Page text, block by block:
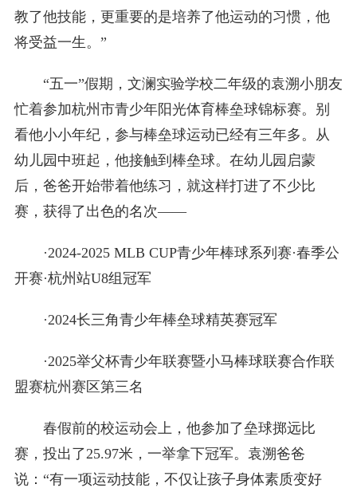
教了他技能，更重要的是培养了他运动的习惯，他
将受益一生。”
“五一”假期，文澜实验学校二年级的袁溯小朋友
忙着参加杭州市青少年阳光体育棒垒球锦标赛。别
看他小小年纪，参与棒垒球运动已经有三年多。从
幼儿园中班起，他接触到棒垒球。在幼儿园启蒙
后，爸爸开始带着他练习，就这样打进了不少比
赛，获得了出色的名次——
·2024-2025 MLB CUP青少年棒球系列赛·春季公
开赛·杭州站U8组冠军
·2024长三角青少年棒垒球精英赛冠军
·2025举父杯青少年联赛暨小马棒球联赛合作联
盟赛杭州赛区第三名
春假前的校运动会上，他参加了垒球掷远比
赛，投出了25.97米，一举拿下冠军。袁溯爸爸
说：“有一项运动技能，不仅让孩子身体素质变好